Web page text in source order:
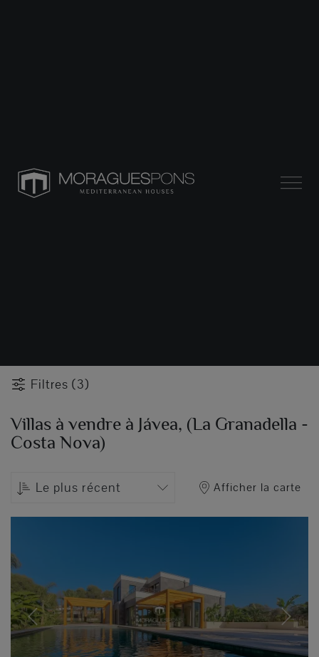
Filtres (3)
Villas à vendre à Jávea, (La Granadella -
Costa Nova)
Le plus récent Afficher la carte
Previous Next